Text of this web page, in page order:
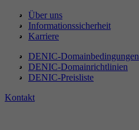
Über uns
Informationssicherheit
Karriere
DENIC-Domainbedingungen
DENIC-Domainrichtlinien
DENIC-Preisliste
Kontakt